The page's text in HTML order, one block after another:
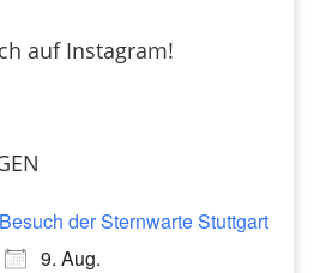
auf Instagram!
Besuch der Sternwarte Stuttgart
9. Aug.